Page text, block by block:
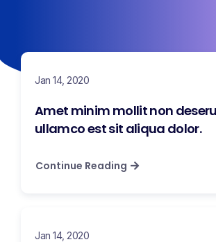
Jan 14, 2020
Amet minim mollit non
ullamco est sit aliqua dolor.
Continue Reading
Jan 14, 2020